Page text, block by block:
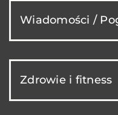
Wiadomości /
Zdrowie i fitness